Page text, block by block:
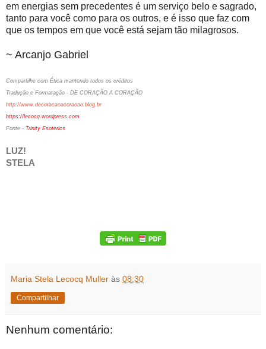
em energias sem precedentes é um serviço belo e sagrado,
tanto para você como para os outros, e é isso que faz com
que os tempos em que você está sejam tão milagrosos.
~ Arcanjo Gabriel
Compartilhe com Ética mantendo todos os créditos
Tradução e Formatação - DE CORAÇÃO A CORAÇÃO
http://www.decoracaoacoracao.blog.br
https://lecocq.wordpress.com
Fonte - Trinity Esoterics
LUZ!
STELA
Maria Stela Lecocq Muller às 08:30
Compartilhar
Nenhum comentário: